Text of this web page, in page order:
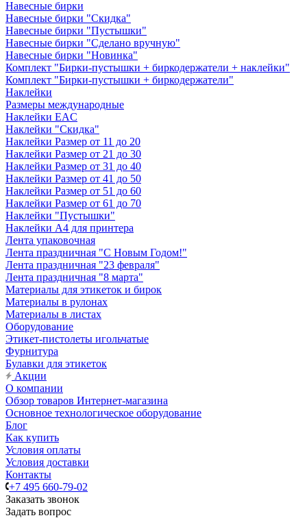
Навесные бирки
Навесные бирки "Скидка"
Навесные бирки "Пустышки"
Навесные бирки "Сделано вручную"
Навесные бирки "Новинка"
Комплект "Бирки-пустышки + биркодержатели + наклейки"
Комплект "Бирки-пустышки + биркодержатели"
Наклейки
Размеры международные
Наклейки EAC
Наклейки "Скидка"
Наклейки Размер от 11 до 20
Наклейки Размер от 21 до 30
Наклейки Размер от 31 до 40
Наклейки Размер от 41 до 50
Наклейки Размер от 51 до 60
Наклейки Размер от 61 до 70
Наклейки "Пустышки"
Наклейки А4 для принтера
Лента упаковочная
Лента праздничная "С Новым Годом!"
Лента праздничная "23 февраля"
Лента праздничная "8 марта"
Материалы для этикеток и бирок
Материалы в рулонах
Материалы в листах
Оборудование
Этикет-пистолеты игольчатые
Фурнитура
Булавки для этикеток
Акции
О компании
Обзор товаров Интернет-магазина
Основное технологическое оборудование
Блог
Как купить
Условия оплаты
Условия доставки
Контакты
+7 495 660-79-02
Заказать звонок
Задать вопрос